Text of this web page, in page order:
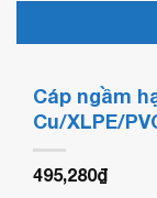
Cáp ngầm
Cu/XLPE/
495,280₫